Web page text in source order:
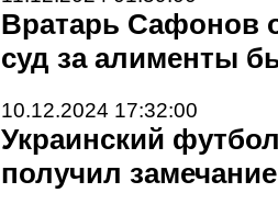
Вратарь Сафонов
суд за алименты
10.12.2024 17:32:00
Украинский
получил